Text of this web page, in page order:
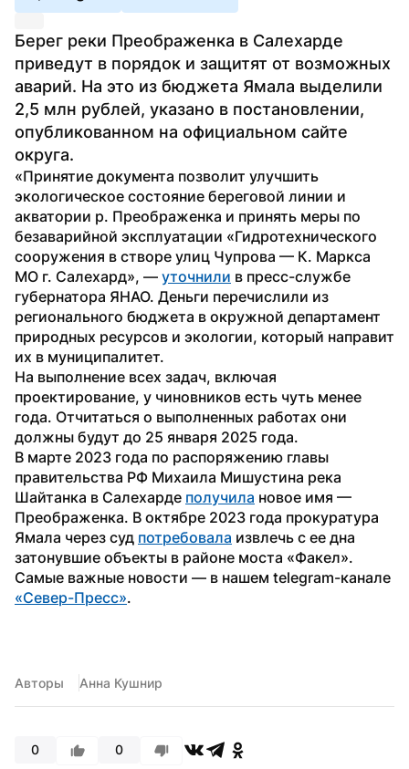
Берег реки Преображенка в Салехарде
приведут в порядок и защитят от возможных
аварий. На это из бюджета Ямала выделили
2,5 млн рублей, указано в постановлении,
опубликованном на официальном сайте
округа.
«Принятие документа позволит улучшить
экологическое состояние береговой линии и
акватории р. Преображенка и принять меры по
безаварийной эксплуатации «Гидротехнического
сооружения в створе улиц Чупрова — К. Маркса
МО г. Салехард», — уточнили в пресс-службе
губернатора ЯНАО. Деньги перечислили из
регионального бюджета в окружной департамент
природных ресурсов и экологии, который направит
их в муниципалитет.
На выполнение всех задач, включая
проектирование, у чиновников есть чуть менее
года. Отчитаться о выполненных работах они
должны будут до 25 января 2025 года.
В марте 2023 года по распоряжению главы
правительства РФ Михаила Мишустина река
Шайтанка в Салехарде получила новое имя —
Преображенка. В октябре 2023 года прокуратура
Ямала через суд потребовала извлечь с ее дна
затонувшие объекты в районе моста «Факел».
«Север-Пресс».
Авторы Анна Кушнир
0 0